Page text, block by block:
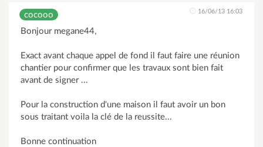
cocooo 16/06/13 16:03
Bonjour megane44,
Exact avant chaque appel de fond il faut faire une réunion
chantier pour confirmer que les travaux sont bien fait
avant de signer ...
Pour la construction d'une maison il faut avoir un bon
sous traitant voila la clé de la reussite...
Bonne continuation